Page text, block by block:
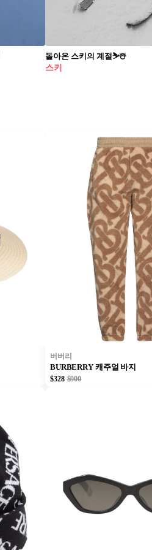
돌아온 스키의 계절⛷️☃️
스키
버버리
BURBERRY 캐주얼 바지
$328 $900